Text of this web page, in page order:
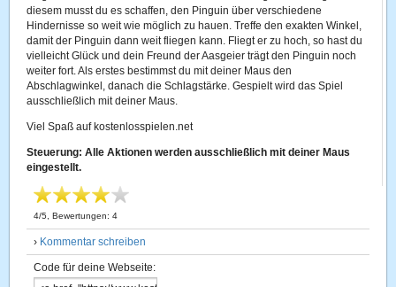
diesem musst du es schaffen, den Pinguin über verschiedene
Hindernisse so weit wie möglich zu hauen. Treffe den exakten Winkel,
damit der Pinguin dann weit fliegen kann. Fliegt er zu hoch, so hast du
vielleicht Glück und dein Freund der Aasgeier trägt den Pinguin noch
weiter fort. Als erstes bestimmst du mit deiner Maus den
Abschlagwinkel, danach die Schlagstärke. Gespielt wird das Spiel
ausschließlich mit deiner Maus.
Viel Spaß auf kostenlosspielen.net
Steuerung: Alle Aktionen werden ausschließlich mit deiner Maus
eingestellt.
4/5 , Bewertungen:4
› Kommentar schreiben
Code für deine Webseite: